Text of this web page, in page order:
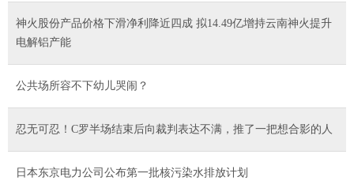
神火股份产品价格下滑净利降近四成 拟14.49亿增持云南神火提升
电解铝产能
公共场所容不下幼儿哭闹？
忍无可忍！C罗半场结束后向裁判表达不满，推了一把想合影的人
日本东京电力公司公布第一批核污染水排放计划